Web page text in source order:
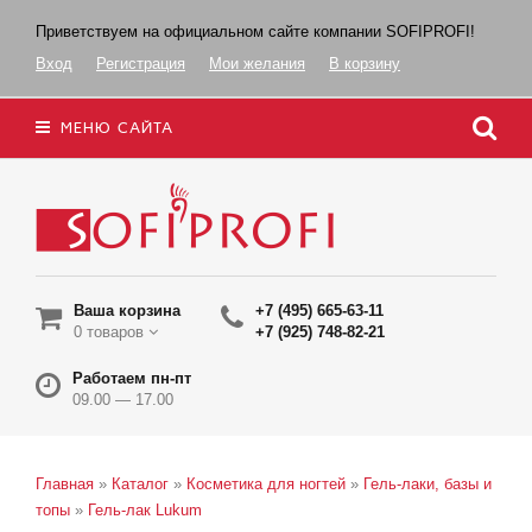
Приветствуем на официальном сайте компании SOFIPROFI!
Вход
Регистрация Мои желания В корзину
МЕНЮ САЙТА
Ваша корзина
0 товаров
+7 (495) 665-63-11
+7 (925) 748-82-21
Работаем пн-пт
09.00 — 17.00
Главная » Каталог » Косметика для ногтей » Гель-лаки, базы и
топы » Гель-лак Lukum